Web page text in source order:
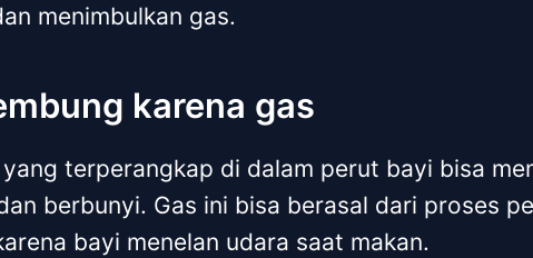
menimbulkan gas.
karena gas
terperangkap di dalam perut bayi bisa
berbunyi. Gas ini bisa berasal dari proses
bayi menelan udara saat makan.